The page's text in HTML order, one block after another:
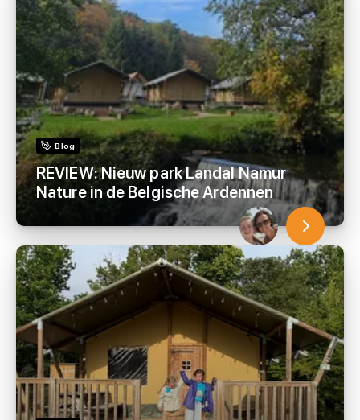
Blog
REVIEW: Nieuw park Landal Namur
Nature in de Belgische Ardennen